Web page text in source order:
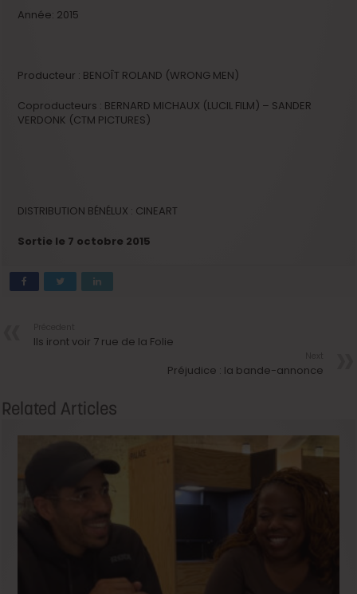
Année: 2015
Producteur : BENOÎT ROLAND (WRONG MEN)
Coproducteurs : BERNARD MICHAUX (LUCIL FILM) – SANDER
VERDONK (CTM PICTURES)
DISTRIBUTION BÉNÉLUX : CINEART
Sortie le 7 octobre 2015
Ils iront voir 7 rue de la Folie
Préjudice : la bande-annonce
Related Articles